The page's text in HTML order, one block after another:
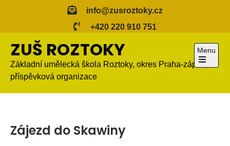
info@zusroztoky.cz
+420 220 910 751
ZUŠ ROZTOKY
Základní umělecká škola Roztoky, okres Praha-západ,
příspěvková organizace
Menu
Open
menu
Zájezd do Skawiny